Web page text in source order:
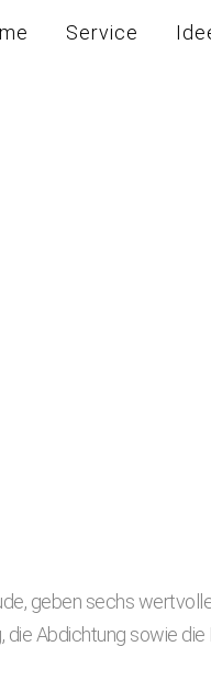
Service
geben sechs
Abdichtung sowie